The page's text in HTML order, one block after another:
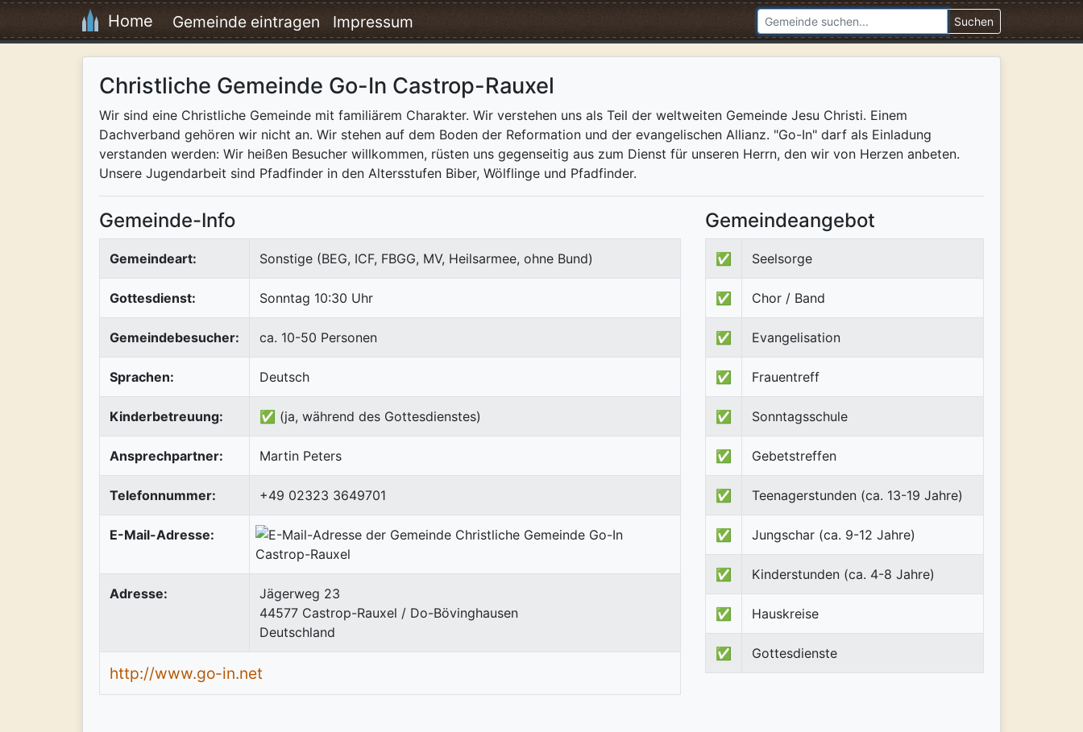
Home Gemeinde eintragen Impressum Suchen
Christliche Gemeinde Go-In Castrop-Rauxel
Wir sind eine Christliche Gemeinde mit familiärem Charakter. Wir verstehen uns als Teil der weltweiten Gemeinde Jesu Christi. Einem
Dachverband gehören wir nicht an. Wir stehen auf dem Boden der Reformation und der evangelischen Allianz. "Go-In" darf als Einladung
verstanden werden: Wir heißen Besucher willkommen, rüsten uns gegenseitig aus zum Dienst für unseren Herrn, den wir von Herzen anbeten.
Unsere Jugendarbeit sind Pfadfinder in den Altersstufen Biber, Wölflinge und Pfadfinder.
Gemeinde-Info
Gemeindeart: Sonstige (BEG, ICF, FBGG, MV, Heilsarmee, ohne Bund)
Gottesdienst: Sonntag 10:30 Uhr
Gemeindebesucher: ca. 10-50 Personen
Sprachen: Deutsch
Kinderbetreuung: ✅ (ja, während des Gottesdienstes)
Ansprechpartner: Martin Peters
Telefonnummer: +49 02323 3649701
E-Mail-Adresse:
Adresse:
Jägerweg 23
44577 Castrop-Rauxel / Do-Bövinghausen
Deutschland
http://www.go-in.net
Gemeindeangebot
✅ Seelsorge
✅ Chor / Band
✅ Evangelisation
✅ Frauentreff
✅ Sonntagsschule
✅ Gebetstreffen
✅ Teenagerstunden (ca. 13-19 Jahre)
✅ Jungschar (ca. 9-12 Jahre)
✅ Kinderstunden (ca. 4-8 Jahre)
✅ Hauskreise
✅ Gottesdienste